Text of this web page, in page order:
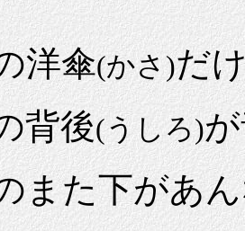
傘(かさ)だ
後(うしろ)
下があんな